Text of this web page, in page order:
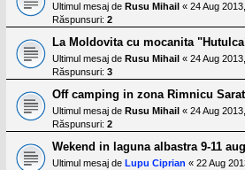
Ultimul mesaj de Rusu Mihail « 24 Aug
Răspunsuri: 2
La Moldovita cu mocanita
Ultimul mesaj de Rusu Mihail « 24 Aug
Răspunsuri: 3
Off camping in zona Rimnicu Sarat
Ultimul mesaj de Rusu Mihail « 24 Aug
Răspunsuri: 2
Wekend in laguna albastra 9-11
Ultimul mesaj de Lupu Ciprian « 22 Aug